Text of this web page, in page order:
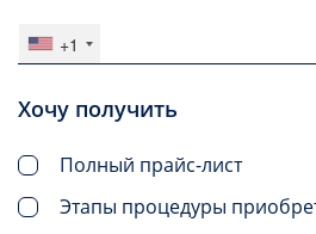
+1
Хочу получить
Полный прайс-лист
Этапы процедуры